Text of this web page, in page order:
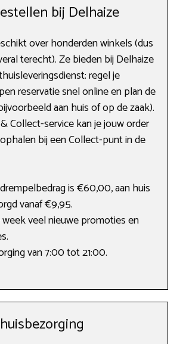
bij Delhaize
over honderden winkels (dus
terecht). Ze bieden bij Delhaize
regel je
reservatie snel online en plan de
aan huis of op de zaak).
Collect-service kan je jouw order
bij een Collect-punt in de
is €60,00, aan huis
vanaf €9,95.
week veel nieuwe promoties en
van 7:00 tot 21:00.